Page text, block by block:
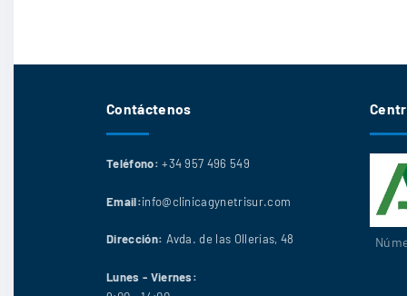
Contáctenos
Teléfono: +34 957 496 549
Email:info@clinicagynetrisur.com
Dirección: Avda. de las Ollerías, 48
Lunes - Viernes: